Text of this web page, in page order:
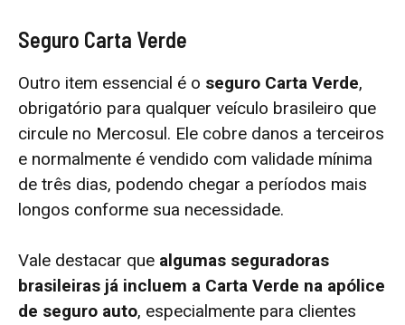
Seguro Carta Verde
Outro item essencial é o seguro Carta Verde,
obrigatório para qualquer veículo brasileiro que
circule no Mercosul. Ele cobre danos a terceiros
e normalmente é vendido com validade mínima
de três dias, podendo chegar a períodos mais
longos conforme sua necessidade.
Vale destacar que algumas seguradoras
brasileiras já incluem a Carta Verde na apólice
de seguro auto, especialmente para clientes